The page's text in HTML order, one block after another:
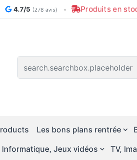
4.7/5 (278 avis) • Produits en
Les bons plans rentrée
Informatique, Jeux vidéos TV,